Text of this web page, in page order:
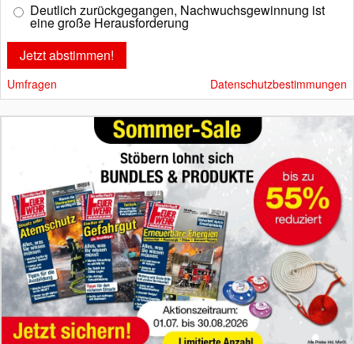
Deutlich zurückgegangen, Nachwuchsgewinnung ist
eine große Herausforderung
Umfragen Datenschutzbestimmungen